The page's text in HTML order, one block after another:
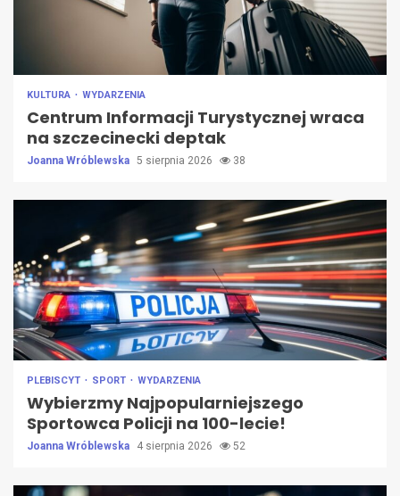
KULTURA WYDARZENIA
Centrum Informacji Turystycznej wraca
na szczecinecki deptak
Joanna Wróblewska 5 sierpnia 2026 38
PLEBISCYT SPORT WYDARZENIA
Wybierzmy Najpopularniejszego
Sportowca Policji na 100-lecie!
Joanna Wróblewska 4 sierpnia 2026 52